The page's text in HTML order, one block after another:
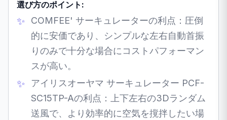
選び方のポイント:
COMFEE' サーキュレーターの利点：圧倒
的に安価であり、シンプルな左右自動首振
りのみで十分な場合にコストパフォーマン
スが高い。
アイリスオーヤマ サーキュレーター PCF-
SC15TP-Aの利点：上下左右の3Dランダム
送風で、より効率的に空気を撹拌したい場